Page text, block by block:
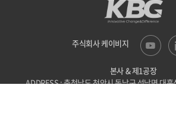
주식회사 케이비지
본사 & 제1공장
ADDRESS : 충청남도 천안시 동남구 성남면대흥